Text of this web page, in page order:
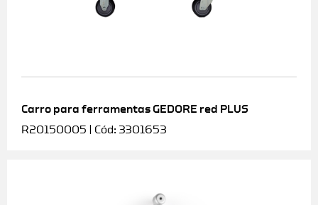
Carro para ferramentas GEDORE red PLUS
R20150005 | Cód: 3301653